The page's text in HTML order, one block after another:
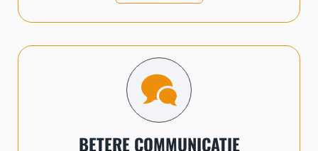
BETERE COMMUNICATIE